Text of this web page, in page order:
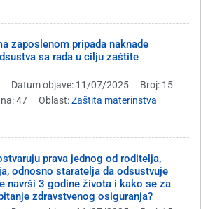
zaposlenom pripada naknade
sa rada u cilju zaštite
Datum objave: 11/07/2025
Broj: 15
47 Oblast:Zaštita materinstva
prava jednog od roditelja,
odnosno staratelja da odsustvuje
navrši 3 godine života i kako se za
zdravstvenog osiguranja?